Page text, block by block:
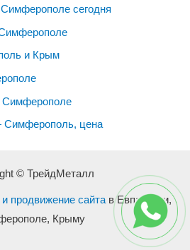
сегодня
и Крым
Симферополе
цена
© ТрейдМеталл
продвижение сайтав Евпатории,
Крыму